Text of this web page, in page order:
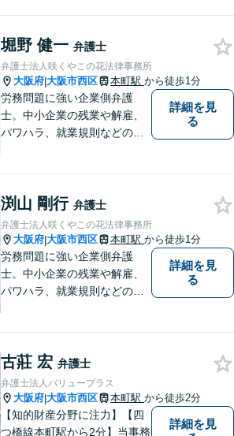
おります。【地下鉄御堂筋線
「本町駅」22番出口1分】
【近隣駐車場多数】
堀野 健一 弁護士
弁護士法人咲くやこの花法律事務所
大阪府|大阪市西区 本町駅 から徒歩1分
労務問題に強い企業側弁護
士。中小企業の残業や解雇、
パワハラ、就業規則などの問
詳細を見
る
渕山 剛行 弁護士
弁護士法人咲くやこの花法律事務所
大阪府|大阪市西区 本町駅 から徒歩1分
労務問題に強い企業側弁護
士。中小企業の残業や解雇、
パワハラ、就業規則などの問
詳細を見
る
古莊 宏 弁護士
弁護士法人バリュープラス
大阪府|大阪市西区 本町駅 から徒歩2分
【知的財産分野に注力】【四
つ橋線本町駅から2分】当事務
詳細を見